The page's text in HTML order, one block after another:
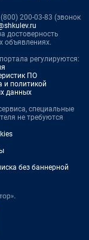
200-03-83 (звонок
достоверность
объявлениях.
регулируются:
ПО
и политикой
данных
специальные
не требуются
без баннерной